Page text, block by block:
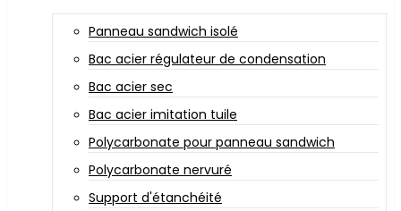
Panneau sandwich isolé
Bac acier régulateur de condensation
Bac acier sec
Bac acier imitation tuile
Polycarbonate pour panneau sandwich
Polycarbonate nervuré
Support d'étanchéité